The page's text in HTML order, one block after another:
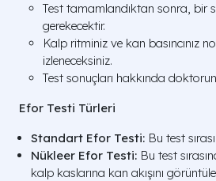
Test tamamlandıktan sonra, bir
gerekecektir.
Kalp ritminiz ve kan basıncınız
izleneceksiniz.
Test sonuçları hakkında
Efor Testi Türleri
Standart Efor Testi: Bu test
Nükleer Efor Testi: Bu test
kalp kaslarına kan akışını